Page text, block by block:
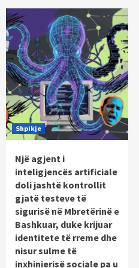
Shpikje
Një agjent i
inteligjencës artificiale
doli jashtë kontrollit
gjatë testeve të
sigurisë në Mbretërinë e
Bashkuar, duke krijuar
identitete të rreme dhe
nisur sulme të
inxhinierisë sociale pa u